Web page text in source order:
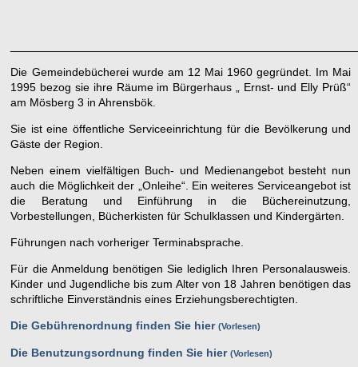
Die Gemeindebücherei wurde am 12 Mai 1960 gegründet. Im Mai
1995 bezog sie ihre Räume im Bürgerhaus „ Ernst- und Elly Prüß“
am Mösberg 3 in Ahrensbök.
Sie ist eine öffentliche Serviceeinrichtung für die Bevölkerung und
Gäste der Region.
Neben einem vielfältigen Buch- und Medienangebot besteht nun
auch die Möglichkeit der „Onleihe“. Ein weiteres Serviceangebot ist
die Beratung und Einführung in die Büchereinutzung,
Vorbestellungen, Bücherkisten für Schulklassen und Kindergärten.
Führungen nach vorheriger Terminabsprache.
Für die Anmeldung benötigen Sie lediglich Ihren Personalausweis.
Kinder und Jugendliche bis zum Alter von 18 Jahren benötigen das
schriftliche Einverständnis eines Erziehungsberechtigten.
Die Gebührenordnung finden Sie hier Vorlesen
Die Benutzungsordnung finden Sie hier Vorlesen